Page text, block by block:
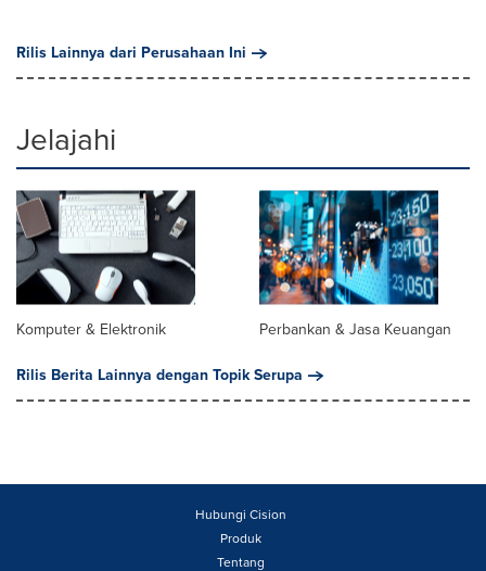
Rilis Lainnya dari Perusahaan Ini
Jelajahi
Komputer & Elektronik
Perbankan & Jasa Keuangan
Rilis Berita Lainnya dengan Topik Serupa
Hubungi Cision
Produk
Tentang